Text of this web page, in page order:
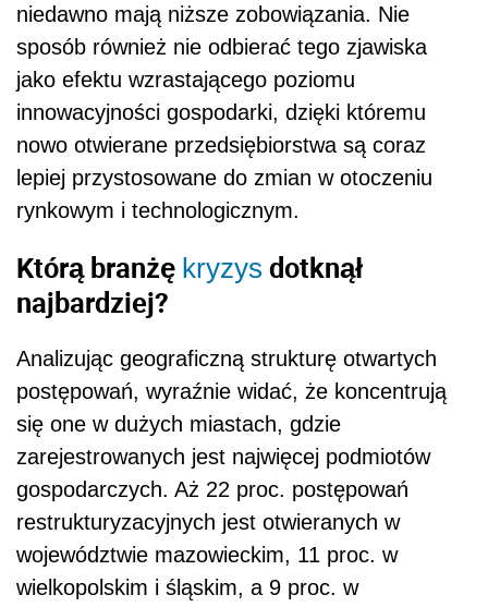
niedawno mają niższe zobowiązania. Nie
sposób również nie odbierać tego zjawiska
jako efektu wzrastającego poziomu
innowacyjności gospodarki, dzięki któremu
nowo otwierane przedsiębiorstwa są coraz
lepiej przystosowane do zmian w otoczeniu
rynkowym i technologicznym.
Którą branżę kryzys dotknął
najbardziej?
Analizując geograficzną strukturę otwartych
postępowań, wyraźnie widać, że koncentrują
się one w dużych miastach, gdzie
zarejestrowanych jest najwięcej podmiotów
gospodarczych. Aż 22 proc. postępowań
restrukturyzacyjnych jest otwieranych w
województwie mazowieckim, 11 proc. w
wielkopolskim i śląskim, a 9 proc. w